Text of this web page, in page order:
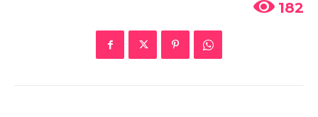
182